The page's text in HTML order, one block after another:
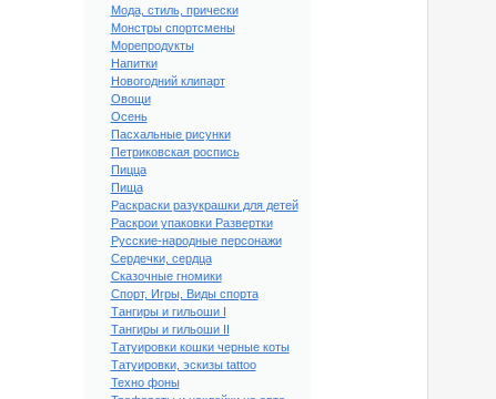
Мода, стиль, прически
Монстры спортсмены
Морепродукты
Напитки
Новогодний клипарт
Овощи
Осень
Пасхальные рисунки
Петриковская роспись
Пицца
Пища
Раскраски разукрашки для детей
Раскрои упаковки Развертки
Русские-народные персонажи
Сердечки, сердца
Сказочные гномики
Спорт, Игры, Виды спорта
Тангиры и гильоши I
Тангиры и гильоши II
Татуировки кошки черные коты
Татуировки, эскизы tattoo
Техно фоны